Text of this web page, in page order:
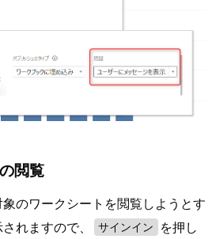
閲覧
のワークシートを閲覧しようとす
れますので、
サインイン
を押し